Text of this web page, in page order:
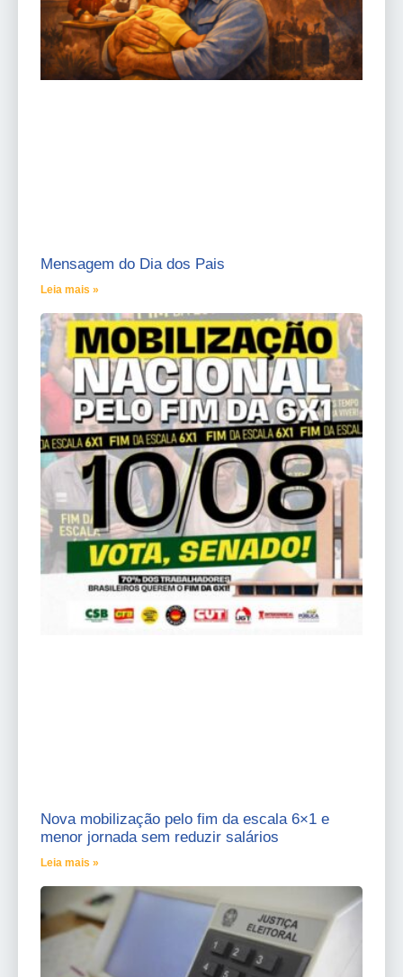
Mensagem do Dia dos Pais
Leia mais »
Nova mobilização pelo fim da escala 6×1 e
menor jornada sem reduzir salários
Leia mais »